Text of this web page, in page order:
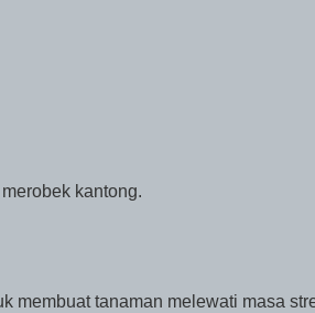
kantong.
membuat tanaman melewati masa